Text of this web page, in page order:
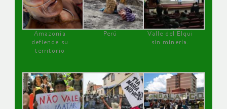
Amazonía
defiende su
territorio
Perú
Valle del Elqui
sin minería.